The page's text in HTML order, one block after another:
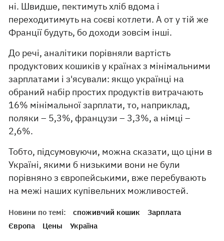
ні. Швидше, пектимуть хліб вдома і
переходитимуть на соєві котлети. А от у тій же
Франції будуть, бо доходи зовсім інші.
До речі, аналітики порівняли вартість
продуктових кошиків у країнах з мінімальними
зарплатами і з'ясували: якщо українці на
обраний набір простих продуктів витрачають
16% мінімальної зарплати, то, наприклад,
поляки – 5,3%, французи – 3,3%, а німці –
2,6%.
Тобто, підсумовуючи, можна сказати, що ціни в
Україні, якими б низькими вони не були
порівняно з європейськими, вже перебувають
на межі наших купівельних можливостей.
Новини по темі: споживчий кошик
Зарплата
Європа
Цены Україна